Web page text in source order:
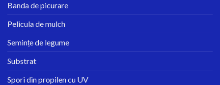
Banda de picurare
Pelicula de mulch
Semințe de legume
Substrat
Spori din propilen cu UV